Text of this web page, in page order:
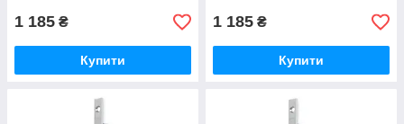
1 185 ₴
Купити
1 185 ₴
Купити